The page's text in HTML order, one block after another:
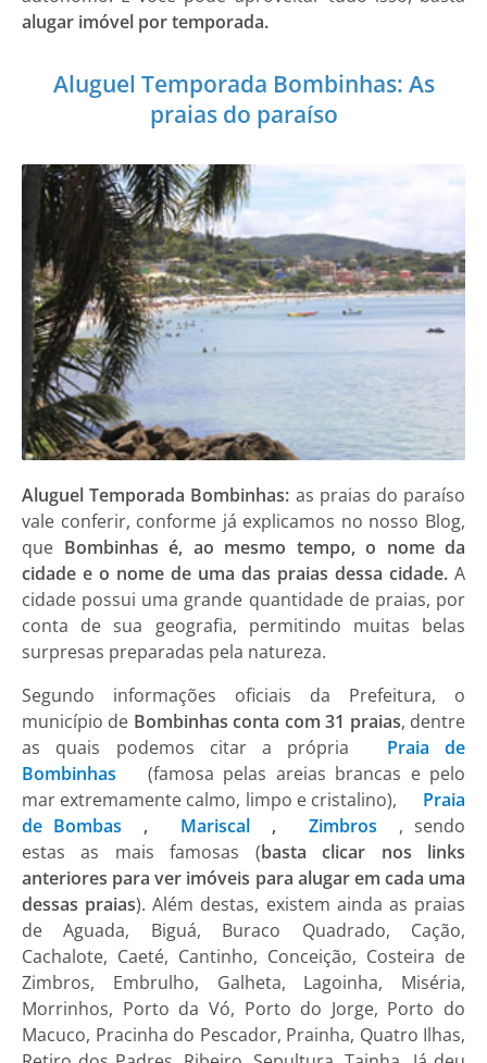
alugar imóvel por temporada.
Aluguel Temporada Bombinhas: As
praias do paraíso
Aluguel Temporada Bombinhas: as praias do paraíso
vale conferir, conforme já explicamos no nosso Blog,
que Bombinhas é, ao mesmo tempo, o nome da
cidade e o nome de uma das praias dessa cidade. A
cidade possui uma grande quantidade de praias, por
conta de sua geografia, permitindo muitas belas
surpresas preparadas pela natureza.
Segundo informações oficiais da Prefeitura, o
município de Bombinhas conta com 31 praias, dentre
as quais podemos citar a própria
Praia de
Bombinhas
(famosa pelas areias brancas e pelo
mar extremamente calmo, limpo e cristalino),
Praia
de Bombas
, Mariscal , Zimbros
, sendo
estas as mais famosas (basta clicar nos links
anteriores para ver imóveis para alugar em cada uma
dessas praias). Além destas, existem ainda as praias
de Aguada, Biguá, Buraco Quadrado, Cação,
Cachalote, Caeté, Cantinho, Conceição, Costeira de
Zimbros, Embrulho, Galheta, Lagoinha, Miséria,
Morrinhos, Porto da Vó, Porto do Jorge, Porto do
Macuco, Pracinha do Pescador, Prainha, Quatro Ilhas,